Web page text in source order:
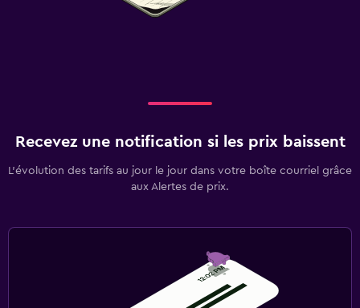
Recevez une notification si les prix baissent
L’évolution des tarifs au jour le jour dans votre boîte courriel grâce
aux Alertes de prix.